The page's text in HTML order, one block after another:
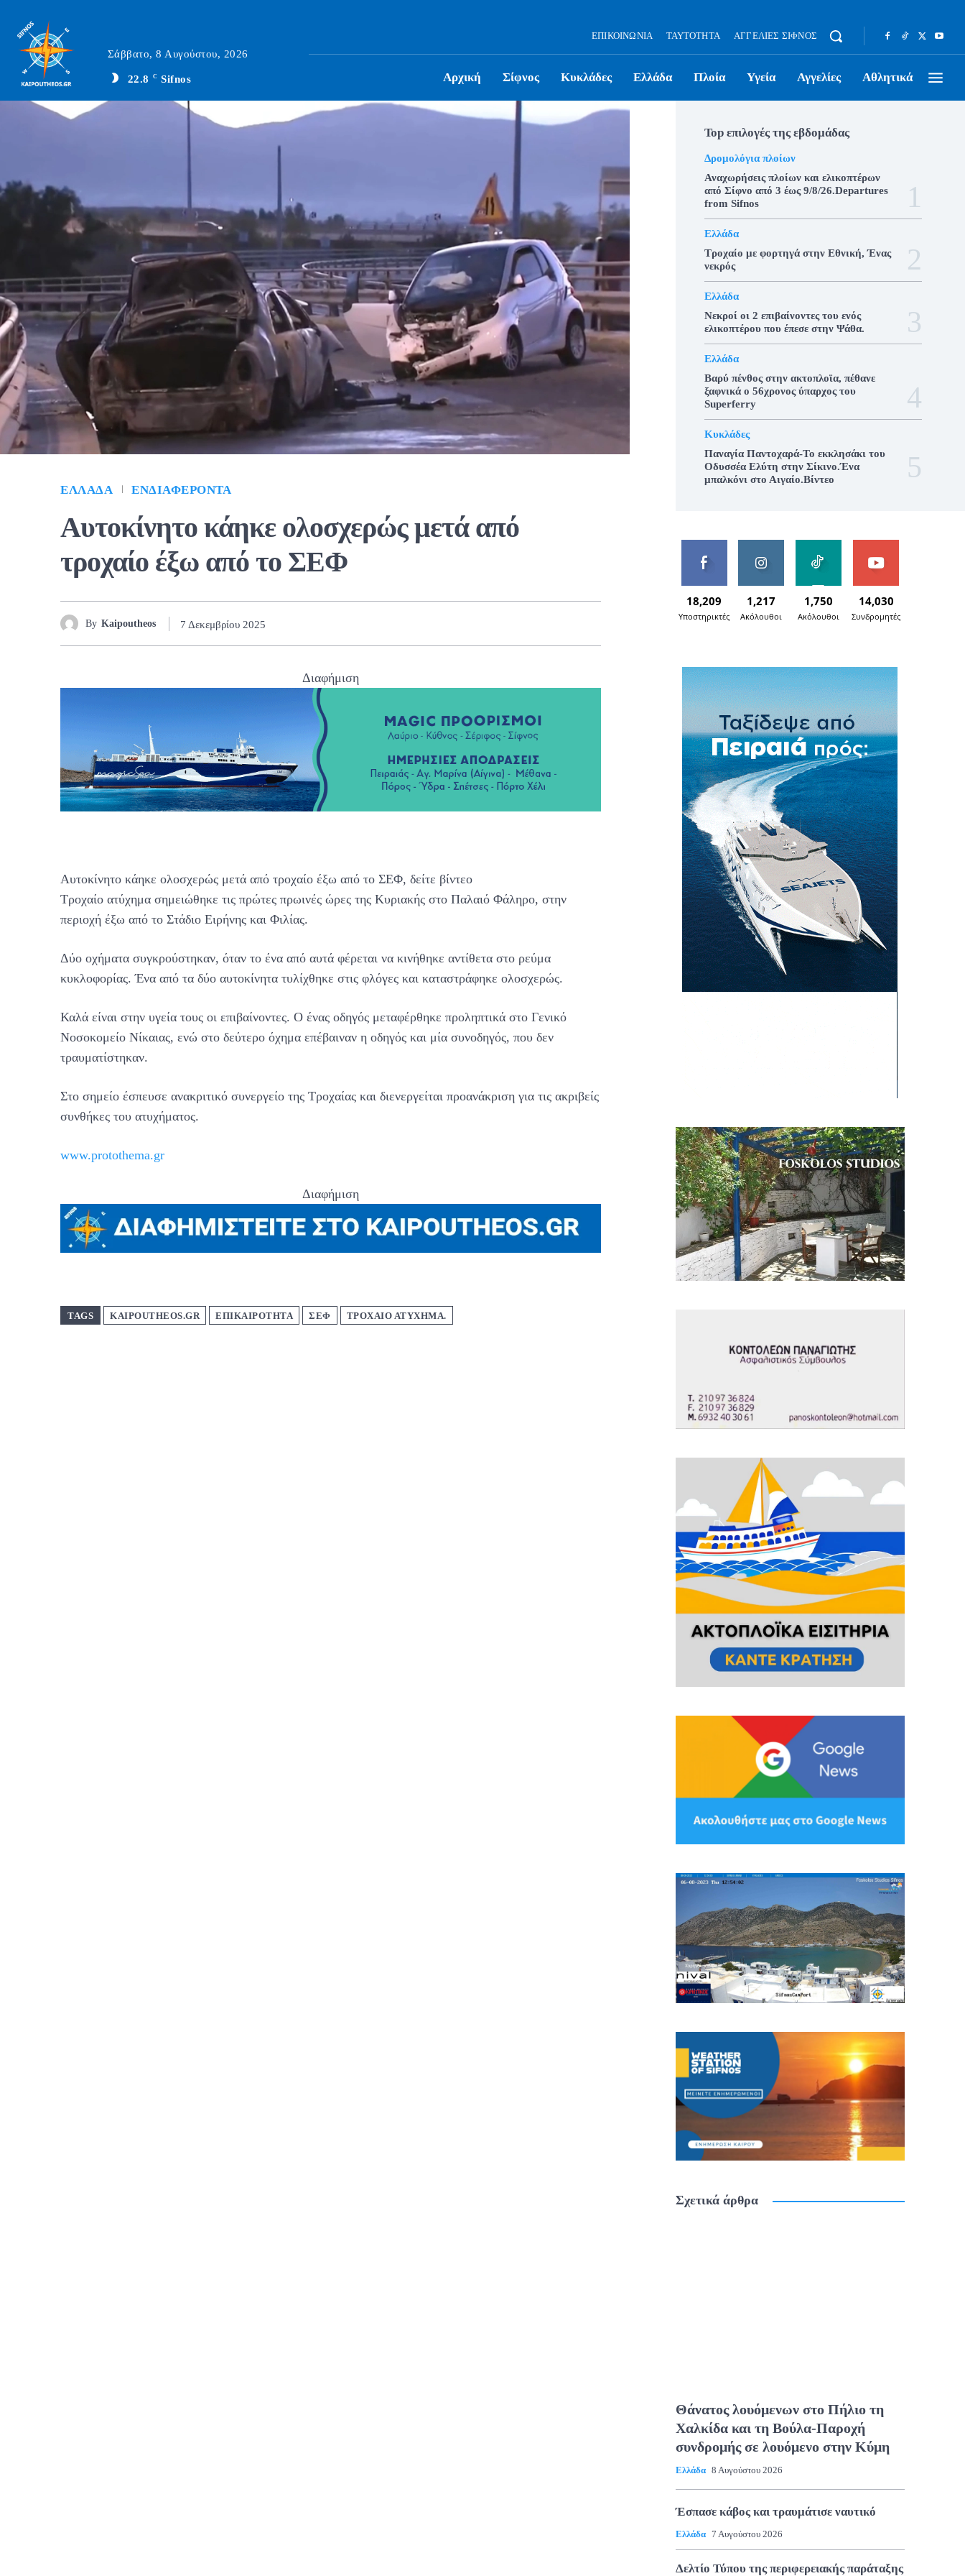
Σάββατο, 8 Αυγούστου, 2026
22.8 C Sifnos
ΕΠΙΚΟΙΝΩΝΊΑ ΤΑΥΤΌΤΗΤΑ ΑΓΓΕΛΊΕΣ ΣΊΦΝΟΣ
Αρχική Σίφνος Κυκλάδες Ελλάδα Πλοία Υγεία Αγγελίες Αθλητικά
ΕΛΛΆΔΑ ΕΝΔΙΑΦΈΡΟΝΤΑ
Αυτοκίνητο κάηκε ολοσχερώς μετά από
τροχαίο έξω από το ΣΕΦ
By Kaipoutheos 7 Δεκεμβρίου 2025
Διαφήμιση
Αυτοκίνητο κάηκε ολοσχερώς μετά από τροχαίο έξω από το ΣΕΦ, δείτε βίντεο
Τροχαίο ατύχημα σημειώθηκε τις πρώτες πρωινές ώρες της Κυριακής στο Παλαιό Φάληρο, στην
περιοχή έξω από το Στάδιο Ειρήνης και Φιλίας.
Δύο οχήματα συγκρούστηκαν, όταν το ένα από αυτά φέρεται να κινήθηκε αντίθετα στο ρεύμα
κυκλοφορίας. Ένα από τα δύο αυτοκίνητα τυλίχθηκε στις φλόγες και καταστράφηκε ολοσχερώς.
Καλά είναι στην υγεία τους οι επιβαίνοντες. Ο ένας οδηγός μεταφέρθηκε προληπτικά στο Γενικό
Νοσοκομείο Νίκαιας, ενώ στο δεύτερο όχημα επέβαιναν η οδηγός και μία συνοδηγός, που δεν
τραυματίστηκαν.
Στο σημείο έσπευσε ανακριτικό συνεργείο της Τροχαίας και διενεργείται προανάκριση για τις ακριβείς
συνθήκες του ατυχήματος.
www.protothema.gr
Διαφήμιση
TAGS KAIPOUTHEOS.GR ΕΠΙΚΑΙΡΟΤΗΤΑ ΣΕΦ ΤΡΟΧΑΙΟ ΑΤΥΧΗΜΑ.
Top επιλογές της εβδομάδας
Δρομολόγια πλοίων
Αναχωρήσεις πλοίων και ελικοπτέρων
από Σίφνο από 3 έως 9/8/26.Departures
from Sifnos
Ελλάδα
Τροχαίο με φορτηγά στην Εθνική, Ένας
νεκρός
Ελλάδα
Νεκροί οι 2 επιβαίνοντες του ενός
ελικοπτέρου που έπεσε στην Ψάθα.
Ελλάδα
Βαρύ πένθος στην ακτοπλοϊα, πέθανε
ξαφνικά ο 56χρονος ύπαρχος του
Superferry
Κυκλάδες
Παναγία Παντοχαρά-Το εκκλησάκι του
Οδυσσέα Ελύτη στην Σίκινο.Ένα
μπαλκόνι στο Αιγαίο.Βίντεο
18,209
Υποστηρικτές
1,217
Ακόλουθοι
1,750
Ακόλουθοι
14,030
Συνδρομητές
Σχετικά άρθρα
Θάνατος λουόμενων στο Πήλιο τη
Χαλκίδα και τη Βούλα-Παροχή
συνδρομής σε λουόμενο στην Κύμη
Ελλάδα 8 Αυγούστου 2026
Έσπασε κάβος και τραυμάτισε ναυτικό
Ελλάδα 7 Αυγούστου 2026
Δελτίο Τύπου της περιφερειακής παράταξης